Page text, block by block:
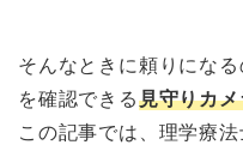
そんなときに頼りにな
を確認できる見守りカ
この記事では、理学療